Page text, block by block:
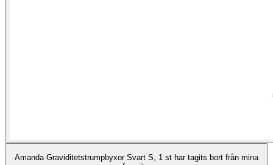
Amanda Graviditetstrumpbyxor Svart S, 1 st har tagits bort från mina